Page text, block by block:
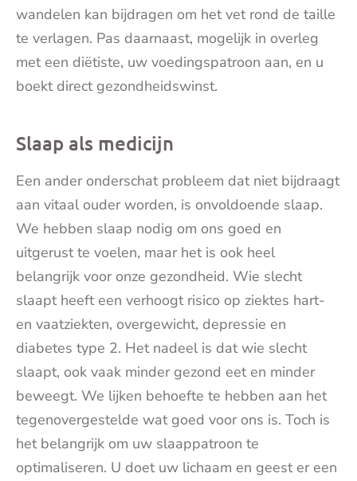
wandelen kan bijdragen om het vet rond de taille
te verlagen. Pas daarnaast, mogelijk in overleg
met een diëtiste, uw voedingspatroon aan, en u
boekt direct gezondheidswinst.
Slaap als medicijn
Een ander onderschat probleem dat niet bijdraagt
aan vitaal ouder worden, is onvoldoende slaap.
We hebben slaap nodig om ons goed en
uitgerust te voelen, maar het is ook heel
belangrijk voor onze gezondheid. Wie slecht
slaapt heeft een verhoogt risico op ziektes hart-
en vaatziekten, overgewicht, depressie en
diabetes type 2. Het nadeel is dat wie slecht
slaapt, ook vaak minder gezond eet en minder
beweegt. We lijken behoefte te hebben aan het
tegenovergestelde wat goed voor ons is. Toch is
het belangrijk om uw slaappatroon te
optimaliseren. U doet uw lichaam en geest er een